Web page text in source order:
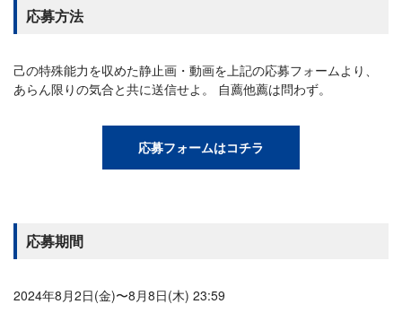
応募方法
己の特殊能力を収めた静止画・動画を上記の応募フォームより、
あらん限りの気合と共に送信せよ。 自薦他薦は問わず。
応募フォームはコチラ
応募期間
2024年8月2日(金)〜8月8日(木) 23:59